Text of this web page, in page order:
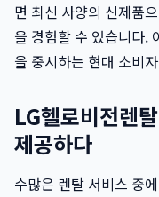
면 최신 사양의 신제품
을 경험할 수 있습니다.
을 중시하는 현대 소비
LG헬로비전렌
제공하다
수많은 렌탈 서비스 중